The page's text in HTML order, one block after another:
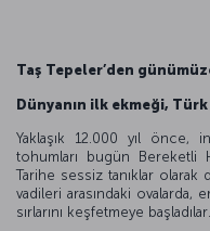
Taş Tepeler’den
Dünyanın ilk ekmeği,
Yaklaşık 12.000 yıl önce,
tohumları bugün Bereketli
Tarihe sessiz tanıklar olarak
vadileri arasındaki ovalarda,
sırlarını keşfetmeye başladılar.